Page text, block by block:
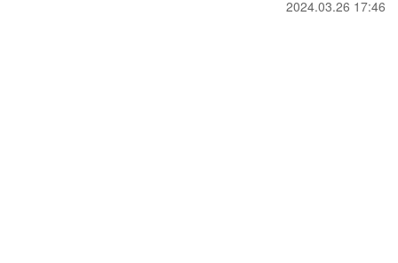
2024.03.26 17:46